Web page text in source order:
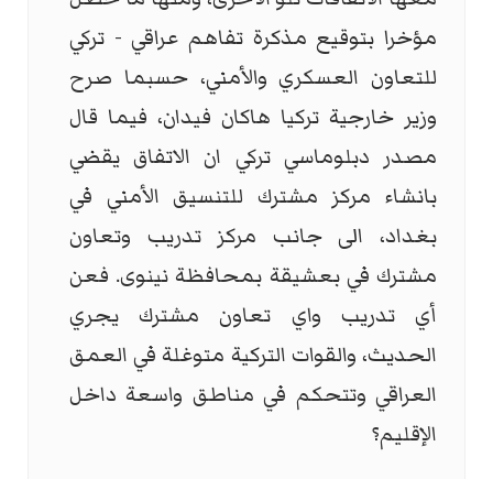
مؤخرا بتوقيع مذكرة تفاهم عراقي - تركي
للتعاون العسكري والأمني، حسبما صرح
وزير خارجية تركيا هاكان فيدان، فيما قال
مصدر دبلوماسي تركي ان الاتفاق يقضي
بانشاء مركز مشترك للتنسيق الأمني في
بغداد، الى جانب مركز تدريب وتعاون
مشترك في بعشيقة بمحافظة نينوى. فعن
أي تدريب واي تعاون مشترك يجري
الحديث، والقوات التركية متوغلة في العمق
العراقي وتتحكم في مناطق واسعة داخل
الإقليم؟